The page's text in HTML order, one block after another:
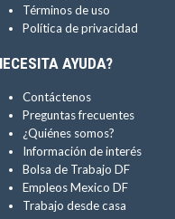
Términos de uso
Política de privacidad
AYUDA?
Contáctenos
Preguntas frecuentes
¿Quiénes somos?
Información de interés
Bolsa de Trabajo DF
Empleos Mexico DF
Trabajo desde casa